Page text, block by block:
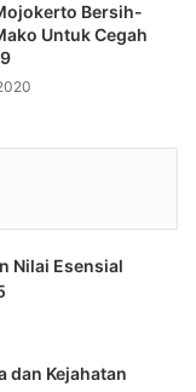
Bersih-
Untuk Cegah
Nilai Esensial
dan Kejahatan